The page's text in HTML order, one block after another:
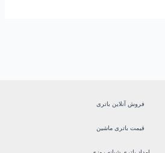
فروش آنلاین باتری
قیمت باتری ماشین